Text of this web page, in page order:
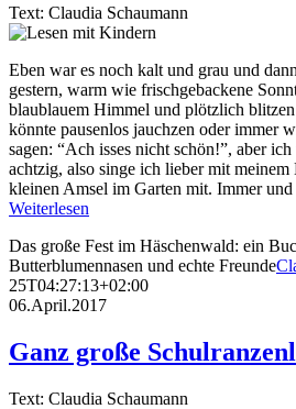
Text: Claudia Schaumann
Eben war es noch kalt und grau und
gestern, warm wie frischgebackene
blaublauem Himmel und plötzlich
könnte pausenlos jauchzen oder immer
sagen: “Ach isses nicht schön!”, aber
achtzig, also singe ich lieber mit
kleinen Amsel im Garten mit. Immer
Weiterlesen
Das große Fest im Häschenwald: ein
Butterblumennasen und echte Freunde
25T04:27:13+02:00
06.April.2017
Ganz große
Text: Claudia Schaumann